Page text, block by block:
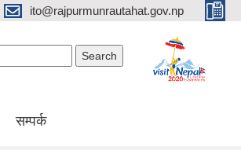
ito@rajpurmunrautahat.gov.np
सम्पर्क